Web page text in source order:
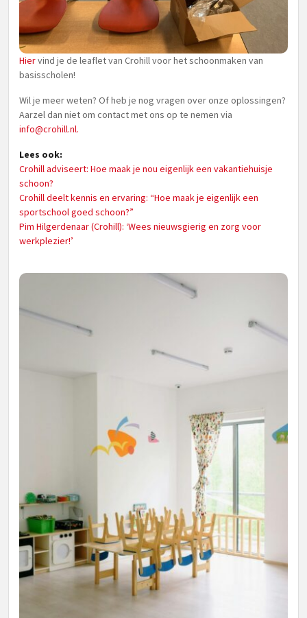
Hiervind je de leaflet van Crohill voor het schoonmaken van
basisscholen!
Wil je meer weten? Of heb je nog vragen over onze oplossingen?
Aarzel dan niet om contact met ons op te nemen via
info@crohill.nl.
Lees ook:
Crohill adviseert: Hoe maak je nou eigenlijk een vakantiehuisje
schoon?
Crohill deelt kennis en ervaring: “Hoe maak je eigenlijk een
sportschool goed schoon?”
Pim Hilgerdenaar (Crohill): ‘Wees nieuwsgierig en zorg voor
werkplezier!’